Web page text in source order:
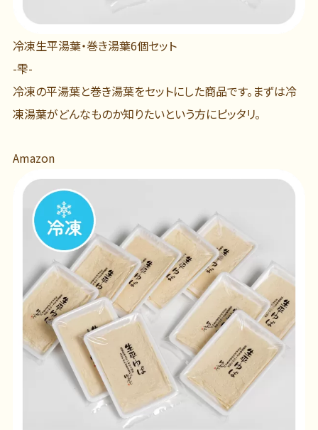
冷凍生平湯葉・巻き湯葉6個セット
-雫-
冷凍の平湯葉と巻き湯葉をセットにした商品です。まずは冷
凍湯葉がどんなものか知りたいという方にピッタリ。
Amazon